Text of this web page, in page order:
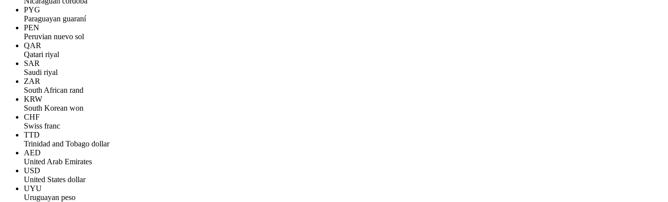
PYG
Paraguayan guaraní
PEN
Peruvian nuevo sol
QAR
Qatari riyal
SAR
Saudi riyal
ZAR
South African rand
KRW
South Korean won
CHF
Swiss franc
TTD
Trinidad and Tobago dollar
AED
United Arab Emirates
USD
United States dollar
UYU
Uruguayan peso